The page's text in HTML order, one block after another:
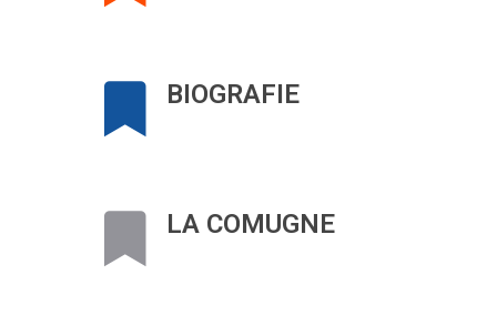
BIOGRAFIE
LA COMUGNE